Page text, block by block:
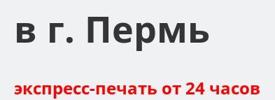
в г. Пермь
экспресс-печать от 24 часов